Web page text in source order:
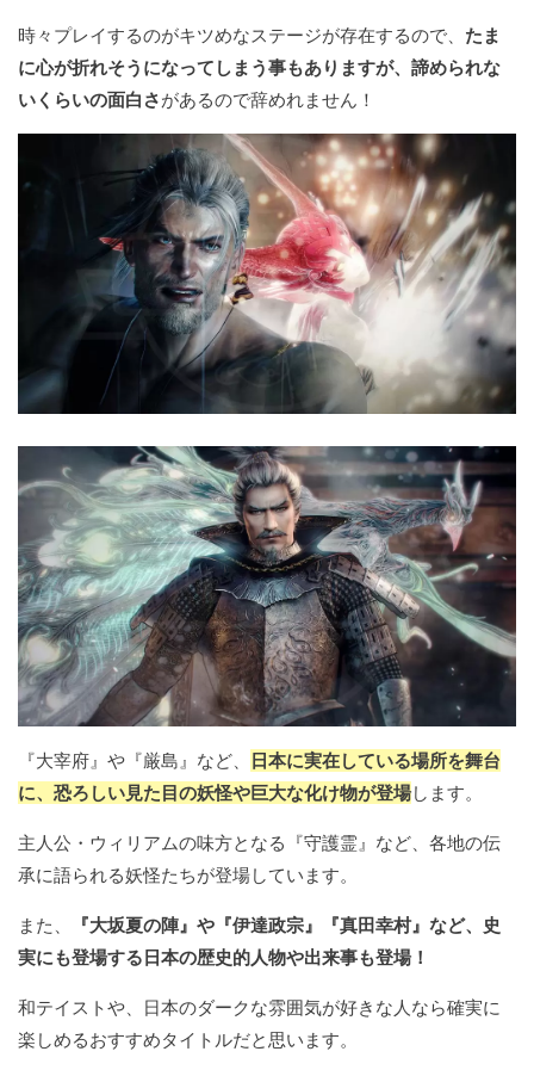
時々プレイするのがキツめなステージが存在するので、 たま
に心が折れそうになってしまう事もありますが、諦められな
いくらいの面白さがあるので辞めれません！
『大宰府』や『厳島』など、
日本に実在している場所を舞台
に、恐ろしい見た目の妖怪や巨大な化け物が登場します。
主人公・ウィリアムの味方となる『守護霊』など、各地の伝
承に語られる妖怪たちが登場しています。
また、
『大坂夏の陣』や『伊達政宗』『真田幸村』など、史
実にも登場する日本の歴史的人物や出来事も登場！
和テイストや、日本のダークな雰囲気が好きな人なら確実に
楽しめるおすすめタイトルだと思います。